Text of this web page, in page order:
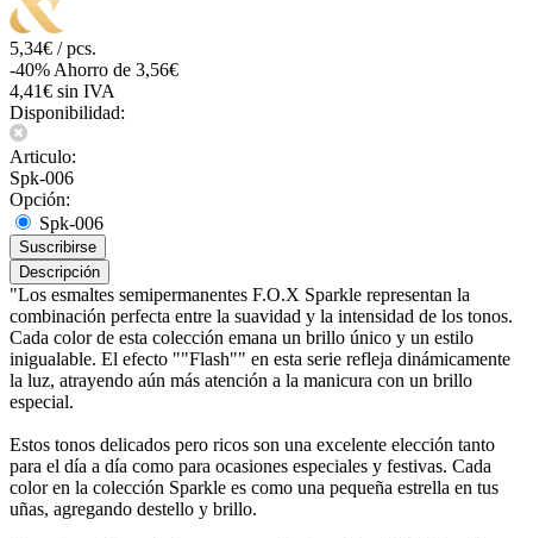
5,34€ / pcs.
-40% Ahorro de 3,56€
4,41€ sin IVA
Disponibilidad:
Articulo:
Spk-006
Opción:
Spk-006
Suscribirse
Descripción
"Los esmaltes semipermanentes F.O.X Sparkle representan la
combinación perfecta entre la suavidad y la intensidad de los tonos.
Cada color de esta colección emana un brillo único y un estilo
inigualable. El efecto ""Flash"" en esta serie refleja dinámicamente
la luz, atrayendo aún más atención a la manicura con un brillo
especial.
Estos tonos delicados pero ricos son una excelente elección tanto
para el día a día como para ocasiones especiales y festivas. Cada
color en la colección Sparkle es como una pequeña estrella en tus
uñas, agregando destello y brillo.